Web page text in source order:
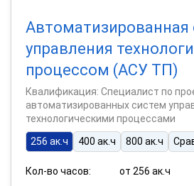
Автоматизированная
управления
процессом (АСУ ТП)
Квалификация: Специалист по
автоматизированных систем
технологическими процессами
256 ак.ч
400 ак.ч 800 ак.ч
Кол-во часов:
от 256 ак.ч